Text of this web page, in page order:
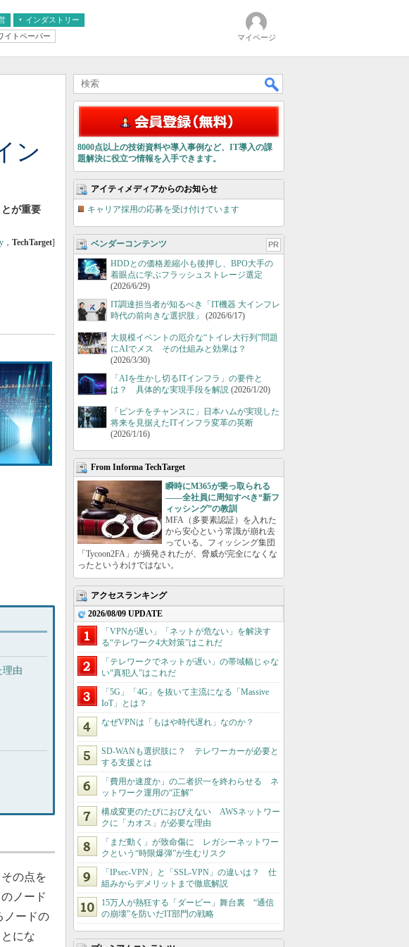
インダストリー
イトペーパー マイページ
ン
が重要
， TechTarget]
理由
の点を
ノード
ノードの
にな
8000点以上の技術資料や導入事例など、IT導入の課
題解決に役立つ情報を入手できます。
アイティメディアからのお知らせ
キャリア採用の応募を受け付けています
ベンダーコンテンツ PR
HDDとの価格差縮小も後押し、BPO大手の
着眼点に学ぶフラッシュストレージ選定
(2026/6/29)
IT調達担当者が知るべき「IT機器 大インフレ
時代の前向きな選択肢」
(2026/6/17)
大規模イベントの厄介な“トイレ大行列”問題
にAIでメス その仕組みと効果は？
(2026/3/30)
「AIを生かし切るITインフラ」の要件と
は？ 具体的な実現手段を解説 (2026/1/20)
「ピンチをチャンスに」日本ハムが実現した
将来を見据えたITインフラ変革の英断
(2026/1/16)
From Informa TechTarget
瞬時にM365が乗っ取られる
――全社員に周知すべき“新フ
ィッシング”の教訓
MFA（多要素認証）を入れた
から安心という常識が崩れ去
っている。フィッシング集団
「Tycoon2FA」が摘発されたが、脅威が完全になくな
ったというわけではない。
アクセスランキング
2026/08/09 UPDATE
「VPNが遅い」「ネットが危ない」を解決す
る“テレワーク4大対策”はこれだ
「テレワークでネットが遅い」の帯域幅じゃな
い“真犯人”はこれだ
「5G」「4G」を抜いて主流になる「Massive
IoT」とは？
なぜVPNは「もはや時代遅れ」なのか？
SD-WANも選択肢に？ テレワーカーが必要と
する支援とは
「費用か速度か」の二者択一を終わらせる ネ
ットワーク運用の“正解”
構成変更のたびにおびえない AWSネットワー
クに「カオス」が必要な理由
「まだ動く」が致命傷に レガシーネットワー
クという“時限爆弾”が生むリスク
「IPsec-VPN」と「SSL-VPN」の違いは？ 仕
組みからデメリットまで徹底解説
15万人が熱狂する「ダービー」舞台裏 “通信
の崩壊”を防いだIT部門の戦略